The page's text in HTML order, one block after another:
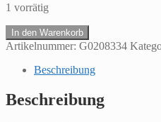
1 vorrätig
Hamburg
1808Der
Hamburg
Gegenwart
und
In den Warenkorb
Artikelnummer: G0208334
Beschreibung
Beschreibung